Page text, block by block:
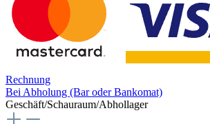
Rechnung
Bei Abholung (Bar oder Bankomat)
Geschäft/Schauraum/Abhollager